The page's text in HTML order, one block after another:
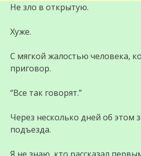
Не зло в открытую.
Хуже.
С мягкой жалостью человека,
приговор.
“Все так говорят.”
Через несколько дней об этом
подъезда.